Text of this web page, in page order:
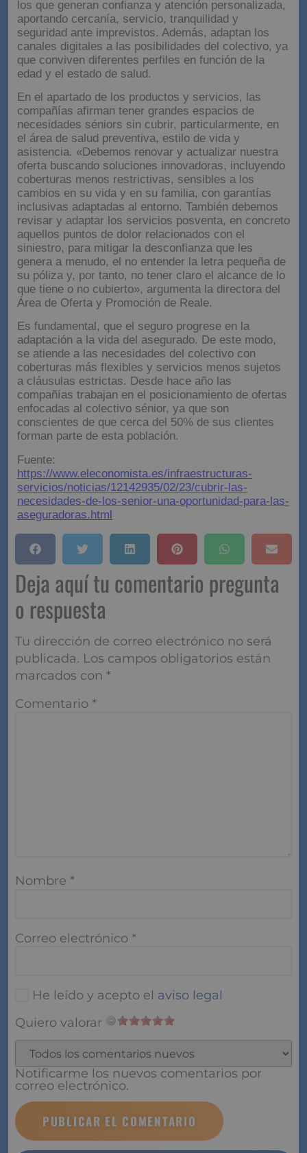
apostando por los canales presenciales, ya que son
los que generan confianza y atención personalizada,
aportando cercanía, servicio, tranquilidad y
seguridad ante imprevistos. Además, adaptan los
canales digitales a las posibilidades del colectivo, ya
que conviven diferentes perfiles en función de la
edad y el estado de salud.
En el apartado de los productos y servicios, las
compañías afirman tener grandes espacios de
necesidades séniors sin cubrir, particularmente, en
el área de salud preventiva, estilo de vida y
asistencia. «Debemos renovar y actualizar nuestra
oferta buscando soluciones innovadoras, incluyendo
coberturas menos restrictivas, sensibles a los
cambios en su vida y en su familia, con garantías
inclusivas adaptadas al entorno. También debemos
revisar y adaptar los servicios posventa, en concreto
aquellos puntos de dolor relacionados con el
siniestro, para mitigar la desconfianza que les
genera a menudo, el no entender la letra pequeña de
su póliza y, por tanto, no tener claro el alcance de lo
que tiene o no cubierto», argumenta la directora del
Área de Oferta y Promoción de Reale.
Es fundamental, que el seguro progrese en la
adaptación a la vida del asegurado. De este modo,
se atiende a las necesidades del colectivo con
coberturas más flexibles y servicios menos sujetos
a cláusulas estrictas. Desde hace año las
compañías trabajan en el posicionamiento de ofertas
enfocadas al colectivo sénior, ya que son
conscientes de que cerca del 50% de sus clientes
forman parte de esta población.
Fuente:
https://www.eleconomista.es/infraestructuras-
servicios/noticias/12142935/02/23/cubrir-las-
necesidades-de-los-senior-una-oportunidad-para-las-
aseguradoras.html
Deja aquí tu comentario
pregunta o respuesta
Tu dirección de correo electrónico no será
publicada. Los campos obligatorios están
He leído y acepto el aviso legal
Quiero valorar
Notificarme los nuevos comentarios por correo
electrónico.